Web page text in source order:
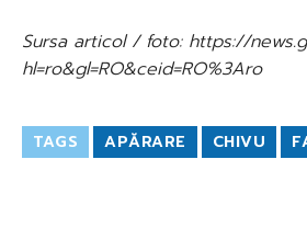
Sursa articol / foto: https://
hl=ro&gl=RO&ceid=RO%3Aro
TAGS APĂRARE CHIVU